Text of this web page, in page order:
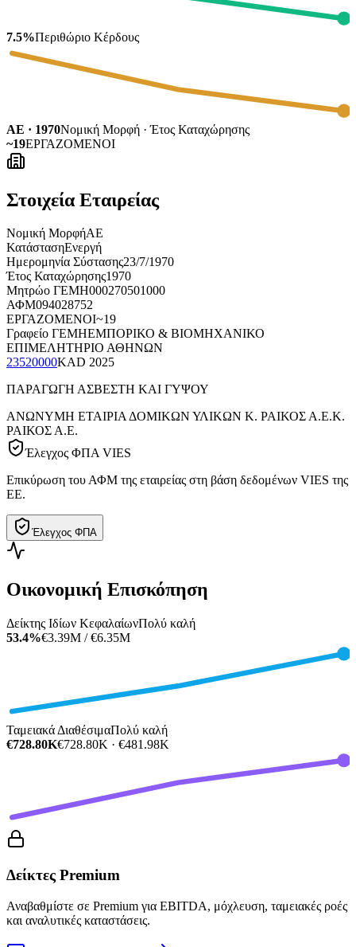
7.5%Περιθώριο Κέρδους
ΑΕ · 1970Νομική Μορφή · Έτος Καταχώρησης
~19ΕΡΓΑΖΟΜΕΝΟΙ
Στοιχεία Εταιρείας
Νομική ΜορφήΑΕ
ΚατάστασηΕνεργή
Ημερομηνία Σύστασης23/7/1970
Έτος Καταχώρησης1970
Μητρώο ΓΕΜΗ000270501000
ΑΦΜ094028752
ΕΡΓΑΖΟΜΕΝΟΙ~19
Γραφείο ΓΕΜΗΕΜΠΟΡΙΚΟ & ΒΙΟΜΗΧΑΝΙΚΟ
ΕΠΙΜΕΛΗΤΗΡΙΟ ΑΘΗΝΩΝ
23520000KAD 2025
ΠΑΡΑΓΩΓΗ ΑΣΒΕΣΤΗ ΚΑΙ ΓΥΨΟΥ
ΑΝΩΝΥΜΗ ΕΤΑΙΡΙΑ ΔΟΜΙΚΩΝ ΥΛΙΚΩΝ Κ. ΡΑΙΚΟΣ Α.Ε.Κ.
ΡΑΙΚΟΣ Α.Ε.
Έλεγχος ΦΠΑ VIES
Επικύρωση του ΑΦΜ της εταιρείας στη βάση δεδομένων VIES της
ΕΕ.
Έλεγχος ΦΠΑ
Οικονομική Επισκόπηση
Δείκτης Ιδίων ΚεφαλαίωνΠολύ καλή
53.4%€3.39M / €6.35M
Ταμειακά ΔιαθέσιμαΠολύ καλή
€728.80K€728.80K · €481.98K
Δείκτες Premium
Αναβαθμίστε σε Premium για EBITDA, μόχλευση, ταμειακές ροές
και αναλυτικές καταστάσεις.